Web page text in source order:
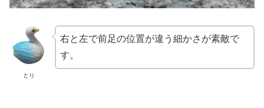
とり
右と左で前足の位置が違う細かさが素敵で
す。